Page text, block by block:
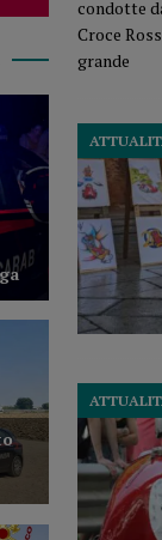
condotte
Croce
grande